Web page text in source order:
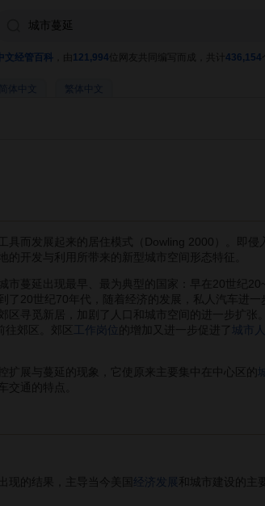
文经管百科 121,994 位网友共同编写而成，共计 436,154
具而发展起来的居住模式（Dowling 2000）。即侵
的开发与利用所带来的新型城市空间形态特征。
蔓延出现最早、最为典型的国家：早在20世纪
到了20世纪70年代，随着经济的发展，私人汽车进一
区寻觅新居，加剧了人口和城市空间的进一步扩张
往郊区。郊区
工作岗位 的增加又进一步促进了 城市人
扩展与蔓延的现象，它使原来主要集中在中心区的
交通的特点。
现的结果，主导当今美国 经济发展 和城市建设的主